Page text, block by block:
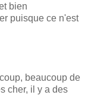
bien
puisque ce n'est
beaucoup de
cher, il y a des